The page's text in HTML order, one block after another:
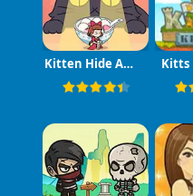
Kitten Hide And Seek Kitts